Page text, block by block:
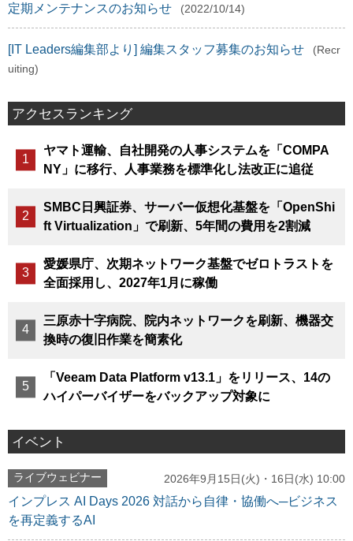
定期メンテナンスのお知らせ (2022/10/14)
[IT Leaders編集部より] 編集スタッフ募集のお知らせ
(Recr
uiting)
アクセスランキング
ヤマト運輸、自社開発の人事システムを「COMPA
NY」に移行、人事業務を標準化し法改正に追従
SMBC日興証券、サーバー仮想化基盤を「OpenShi
ft Virtualization」で刷新、5年間の費用を2割減
愛媛県庁、次期ネットワーク基盤でゼロトラストを
全面採用し、2027年1月に稼働
三原赤十字病院、院内ネットワークを刷新、機器交
換時の復旧作業を簡素化
「Veeam Data Platform v13.1」をリリース、14の
ハイパーバイザーをバックアップ対象に
イベント
ライブウェビナー 2026年9月15日(火)・16日(水) 10:00
インプレス AI Days 2026 対話から自律・協働へ─ビジネス
を再定義するAI